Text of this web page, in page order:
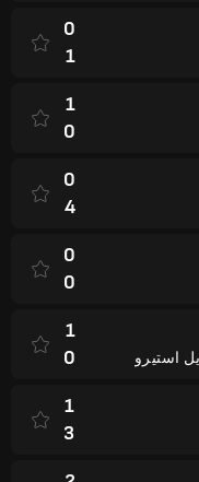
0
1
1
0
0
4
0
0
استيرو
1
0
1
3